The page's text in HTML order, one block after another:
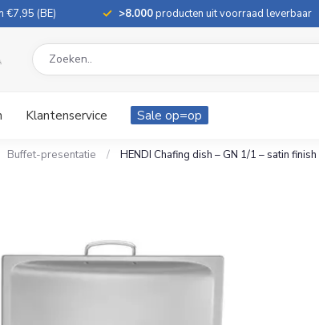
€7,95 (BE) >8.000producten uit voorraad leverbaar
Klantenservice Sale op=op
Buffet-presentatie / HENDI Chafing dish – GN 1/1 – satin